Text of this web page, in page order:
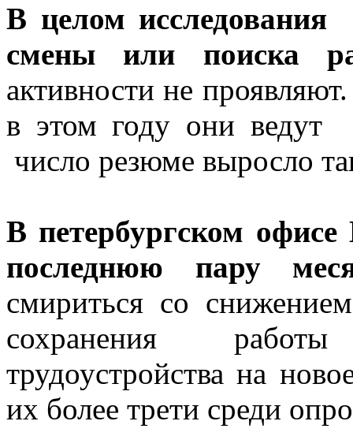
В целом исследования
смены или поиска
активности не
в этом году они ведут
число резюме выросло
В петербургском
последнюю пару
смириться со
сохранения
трудоустройства на
их более трети среди